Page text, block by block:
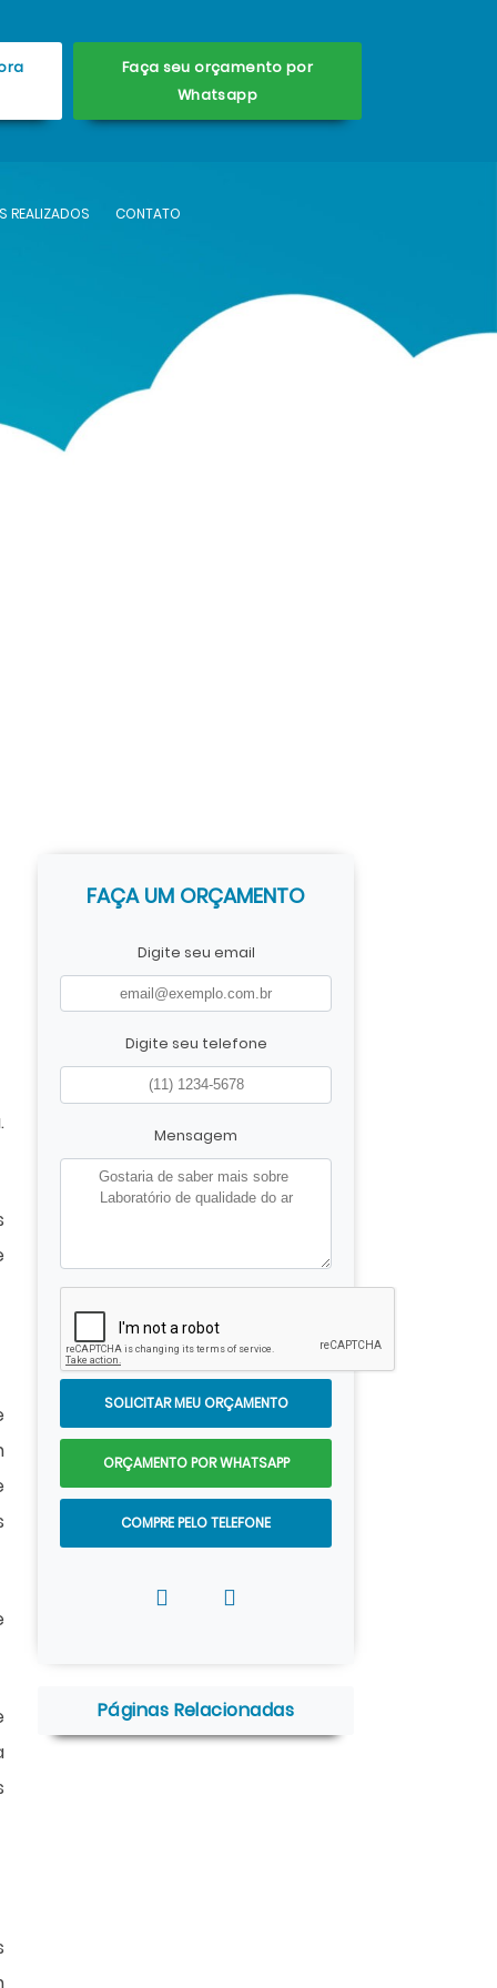
Faça seu orçamento por
Whatsapp
REALIZADOS CONTATO
FAÇA UM ORÇAMENTO
Digite seu email
Digite seu telefone
Mensagem
SOLICITAR MEU ORÇAMENTO
ORÇAMENTO POR WHATSAPP
COMPRE PELO TELEFONE
Páginas Relacionadas